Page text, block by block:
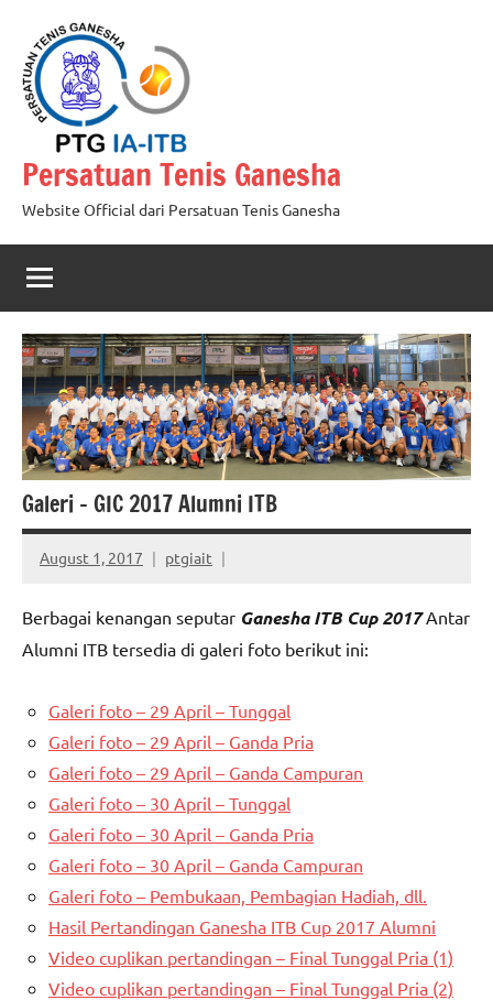
content
Persatuan Tenis Ganesha
Website Official dari Persatuan Tenis Ganesha
Galeri – GIC 2017 Alumni ITB
August 1, 2017 ptgiait
Berbagai kenangan seputar Ganesha ITB Cup 2017Antar
Alumni ITB tersedia di galeri foto berikut ini:
Galeri foto – 29 April – Tunggal
Galeri foto – 29 April – Ganda Pria
Galeri foto – 29 April – Ganda Campuran
Galeri foto – 30 April – Tunggal
Galeri foto – 30 April – Ganda Pria
Galeri foto – 30 April – Ganda Campuran
Galeri foto – Pembukaan, Pembagian Hadiah, dll.
Hasil Pertandingan Ganesha ITB Cup 2017 Alumni
Video cuplikan pertandingan – Final Tunggal Pria (1)
Video cuplikan pertandingan – Final Tunggal Pria (2)